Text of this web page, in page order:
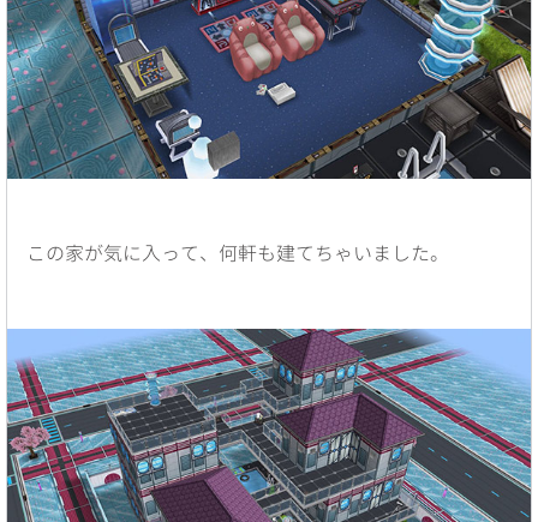
この家が気に入って、何軒も建てちゃいました。